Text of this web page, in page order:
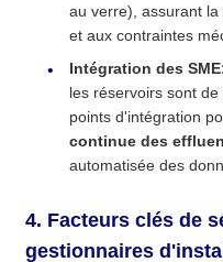
au verre), assurant
et aux contraintes
Intégration des
les réservoirs sont
points d'intégration
continue des
automatisée des
4. Facteurs clés de
gestionnaires